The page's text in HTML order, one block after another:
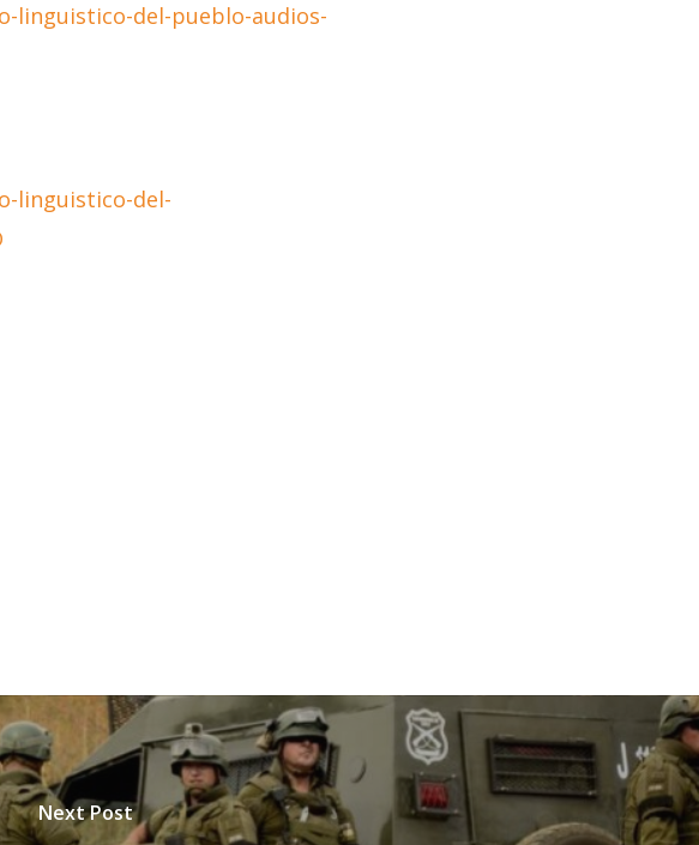
linguistico-del-pueblo-audios-
linguistico-del-
Next Post